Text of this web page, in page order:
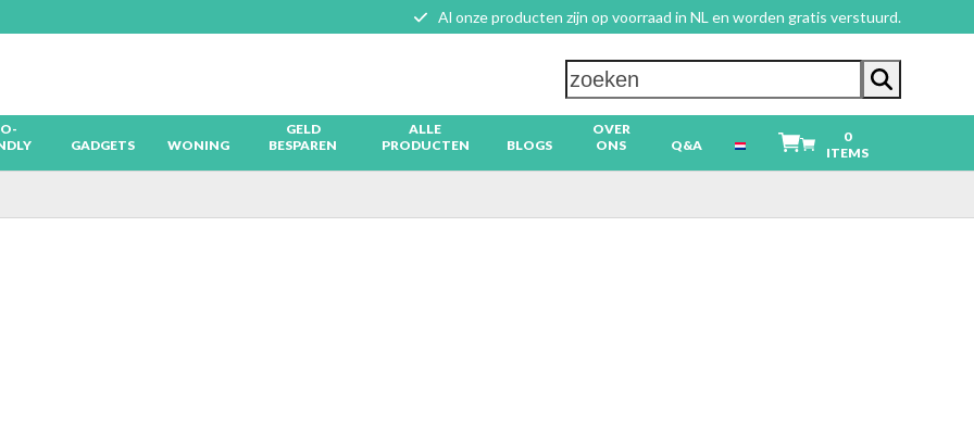
Al onze producten zijn op voorraad in NL en worden gratis verstuurd.
zoeken
GADGETS WONING
GELD
BESPAREN
ALLE
PRODUCTEN
BLOGS
OVER
ONS
Q&A
0
ITEMS